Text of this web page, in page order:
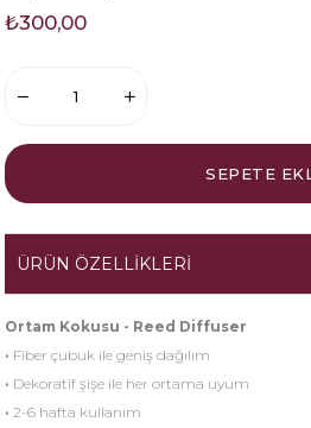
₺300,00
ÜRÜN ÖZELLIKLERI
Ortam Kokusu - Reed Diffuser
· Fiber çubuk ile geniş dağılım
· Dekoratif şişe ile her ortama uyum
· 2-6 hafta kullanım